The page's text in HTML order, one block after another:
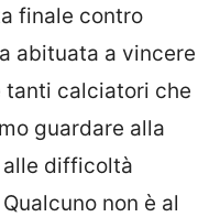
finale contro
abituata a vincere
tanti calciatori che
guardare alla
alle difficoltà
non è al